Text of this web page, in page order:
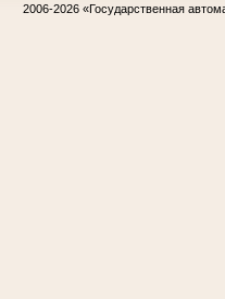
2006-2026 «Государственная